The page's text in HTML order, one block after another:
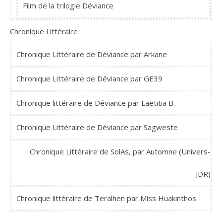
Film de la trilogie Déviance
Chronique Littéraire
Chronique Littéraire de Déviance par Arkane
Chronique Littéraire de Déviance par GE39
Chronique littéraire de Déviance par Laetitia B.
Chronique Littéraire de Déviance par Sagweste
Chronique Littéraire de SolAs, par Automne (Univers-
JDR)
Chronique littéraire de Teralhen par Miss Huakinthos